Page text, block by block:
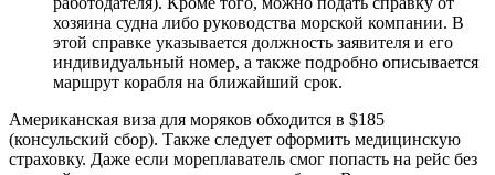
хозяина судна либо руководства морской компании. В
этой справке указывается должность заявителя и его
индивидуальный номер, а также подробно описывается
маршрут корабля на ближайший срок.
Американская виза для моряков обходится в $185
(консульский сбор). Также следует оформить медицинскую
страховку. Даже если мореплаватель смог попасть на рейс без